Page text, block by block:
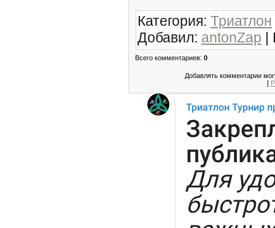
Категория: Триатлон
Добавил: antonZap |
Всего комментариев: 0
Добавлять комментарии
[